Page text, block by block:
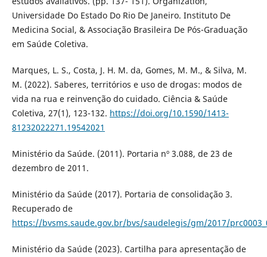
Universidade Do Estado Do Rio De Janeiro. Instituto De
Medicina Social, & Associação Brasileira De Pós-Graduação
em Saúde Coletiva.
Marques, L. S., Costa, J. H. M. da, Gomes, M. M., & Silva, M.
M. (2022). Saberes, territórios e uso de drogas: modos de
vida na rua e reinvenção do cuidado. Ciência & Saúde
Coletiva, 27(1), 123-132. https://doi.org/10.1590/1413-
81232022271.19542021
Ministério da Saúde. (2011). Portaria nº 3.088, de 23 de
dezembro de 2011.
Ministério da Saúde (2017). Portaria de consolidação 3.
Recuperado de
https://bvsms.saude.gov.br/bvs/saudelegis/gm/2017/
Ministério da Saúde (2023). Cartilha para apresentação de